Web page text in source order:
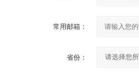
常用邮箱：
省份：